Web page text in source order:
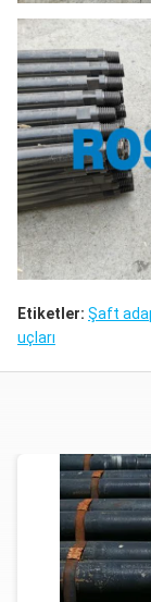
Etiketler: Şaft
uçları